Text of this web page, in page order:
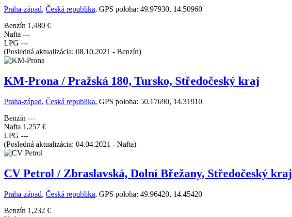
Praha-západ, Česká republika, GPS poloha: 49.97930, 14.50960
Benzín 1,480 €
Nafta ---
LPG ---
(Posledná aktualizácia: 08.10.2021 - Benzín)
KM-Prona / Pražská 180, Tursko, Středočeský kraj
Praha-západ, Česká republika, GPS poloha: 50.17690, 14.31910
Benzín ---
Nafta 1,257 €
LPG ---
(Posledná aktualizácia: 04.04.2021 - Nafta)
CV Petrol / Zbraslavská, Dolní Břežany, Středočeský kraj
Praha-západ, Česká republika, GPS poloha: 49.96420, 14.45420
Benzín 1,232 €